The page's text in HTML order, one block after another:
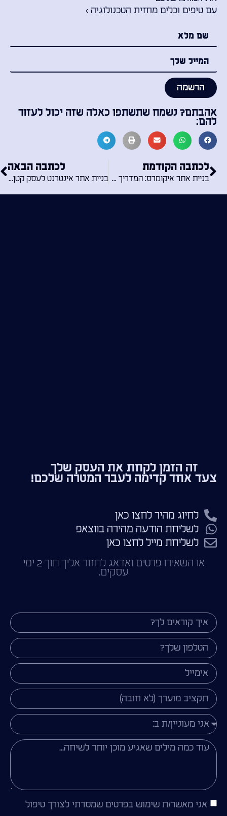
עם טיפים וכלים מחזית הטכנולוגיה ›
הרשמה
אהבתם? נשמח שתשתפו כאלה שזה יכול לעזור
להם:
לכתבה הקודמת
בניית אתר איקומרס: המדריך המלא להצלחה בעולם המסחר המקוון
לכתבה הבאה
בניית אתר אינטרנט לעסק קטן: מדריך מקיף להצלחה
זה הזמן לקחת את העסק שלך
צעד אחד קדימה לעבר המטרה שלכם!
או השאירו פרטים ואדאג לחזור אליך תוך 2 ימי
עסקים.
לחיוג מהיר לחצו כאן
לשליחת הודעה מהירה בווצאפ
לשליחת מייל לחצו כאן
אני מאשר/ת שימוש בפרטים שמסרתי לצורך טיפול